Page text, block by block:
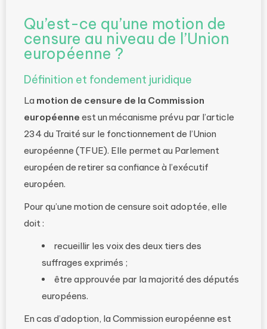
Qu’est-ce qu’une motion de
censure au niveau de l’Union
européenne ?
Définition et fondement juridique
La motion de censure de la Commission
européenne est un mécanisme prévu par l’article
234 du Traité sur le fonctionnement de l’Union
européenne (TFUE). Elle permet au Parlement
européen de retirer sa confiance à l’exécutif
européen.
Pour qu’une motion de censure soit adoptée, elle
doit :
recueillir les voix des deux tiers des
suffrages exprimés ;
être approuvée par la majorité des députés
européens.
En cas d’adoption, la Commission européenne est